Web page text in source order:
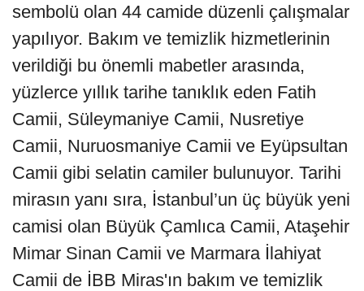
sembolü olan 44 camide düzenli çalışmalar
yapılıyor. Bakım ve temizlik hizmetlerinin
verildiği bu önemli mabetler arasında,
yüzlerce yıllık tarihe tanıklık eden Fatih
Camii, Süleymaniye Camii, Nusretiye
Camii, Nuruosmaniye Camii ve Eyüpsultan
Camii gibi selatin camiler bulunuyor. Tarihi
mirasın yanı sıra, İstanbul’un üç büyük yeni
camisi olan Büyük Çamlıca Camii, Ataşehir
Mimar Sinan Camii ve Marmara İlahiyat
Camii de İBB Miras'ın bakım ve temizlik